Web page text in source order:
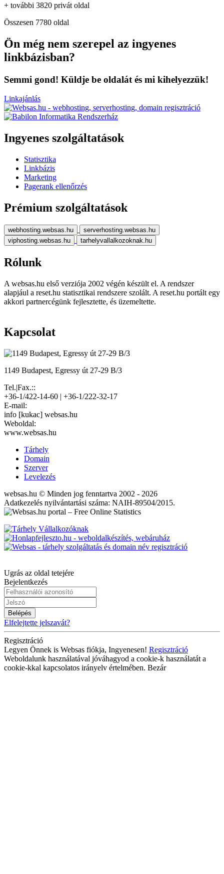
+ további 3820 privát oldal
Összesen 7780 oldal
Ön még nem szerepel az ingyenes
linkbázisban?
Semmi gond! Küldje be oldalát és mi kihelyezzük!
Linkajánlás
Ingyenes szolgáltatások
Statisztika
Linkbázis
Marketing
Pagerank ellenőrzés
Prémium szolgáltatások
webhosting.websas.hu
serverhosting.websas.hu
viphosting.websas.hu
tarhelyvallalkozoknak.hu
Rólunk
A websas.hu első verziója 2002 végén készült el. A rendszer
alapjául a reset.hu statisztikai rendszere szolált. A reset.hu portált egy
akkori partnercégünk fejlesztette, és üzemeltette.
Kapcsolat
1149 Budapest, Egressy út 27-29 B/3
Tel.|Fax.::
+36-1/422-14-60 | +36-1/222-32-17
E-mail:
info [kukac] websas.hu
Weboldal:
www.websas.hu
Tárhely
Domain
Szerver
Levelezés
websas.hu © Minden jog fenntartva 2002 - 2026
Adatkezelés nyilvántartási száma: NAIH-89504/2015.
Ugrás az oldal tetejére
Bejelentkezés
Belépés
Elfelejtette jelszavát?
Regisztráció
Legyen Önnek is Websas fiókja, Ingyenesen! Regisztráció
Weboldalunk használatával jóváhagyod a cookie-k használatát a
cookie-kkal kapcsolatos irányelv értelmében. Bezár